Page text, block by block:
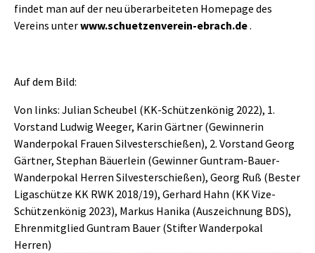
findet man auf der neu überarbeiteten Homepage des
Vereins unterwww.schuetzenverein-ebrach.de.
Auf dem Bild:
Von links: Julian Scheubel (KK-Schützenkönig 2022), 1.
Vorstand Ludwig Weeger, Karin Gärtner (Gewinnerin
Wanderpokal Frauen Silvesterschießen), 2. Vorstand Georg
Gärtner, Stephan Bäuerlein (Gewinner Guntram-Bauer-
Wanderpokal Herren Silvesterschießen), Georg Ruß (Bester
Ligaschütze KK RWK 2018/19), Gerhard Hahn (KK Vize-
Schützenkönig 2023), Markus Hanika (Auszeichnung BDS),
Ehrenmitglied Guntram Bauer (Stifter Wanderpokal
Herren)